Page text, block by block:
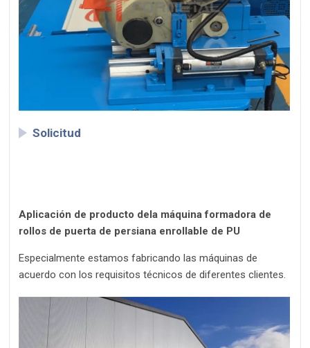
Solicitud
Aplicación de producto dela máquina formadora de
rollos de puerta de persiana enrollable de PU
Especialmente estamos fabricando las máquinas de
acuerdo con los requisitos técnicos de diferentes clientes.